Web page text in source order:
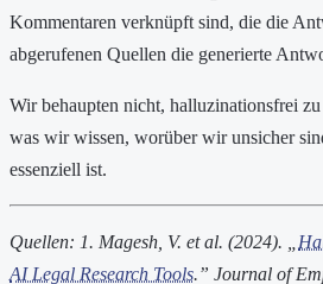
Kommentaren verknüpft sind, die die
abgerufenen Quellen die generierte
Wir behaupten nicht, halluzinationsfrei
was wir wissen, worüber wir unsicher
essenziell ist.
Quellen: 1. Magesh, V. et al. (2024). „
AI Legal Research Tools.” Journal of